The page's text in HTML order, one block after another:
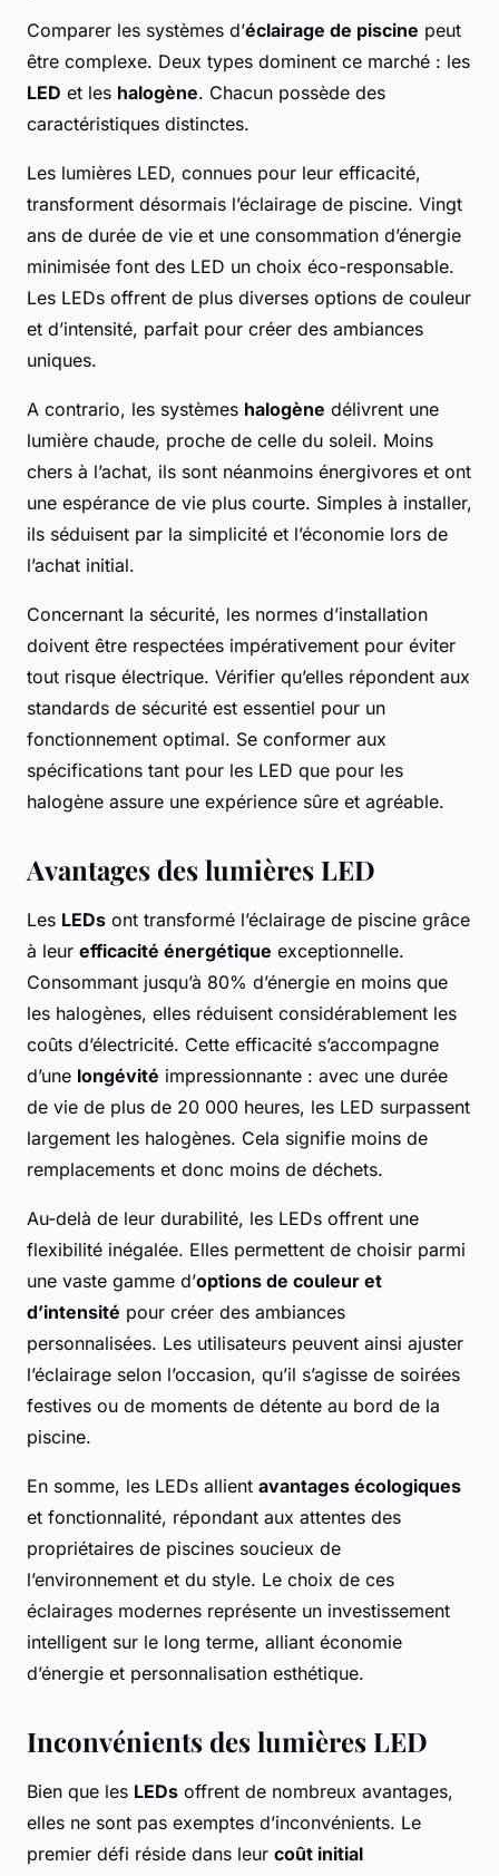
Comparer les systèmes d’éclairage de piscine peut
être complexe. Deux types dominent ce marché : les
LED et les halogène. Chacun possède des
caractéristiques distinctes.
Les lumières LED, connues pour leur efficacité,
transforment désormais l’éclairage de piscine. Vingt
ans de durée de vie et une consommation d’énergie
minimisée font des LED un choix éco-responsable.
Les LEDs offrent de plus diverses options de couleur
et d’intensité, parfait pour créer des ambiances
uniques.
A contrario, les systèmes halogène délivrent une
lumière chaude, proche de celle du soleil. Moins
chers à l’achat, ils sont néanmoins énergivores et ont
une espérance de vie plus courte. Simples à installer,
ils séduisent par la simplicité et l’économie lors de
l’achat initial.
Concernant la sécurité, les normes d’installation
doivent être respectées impérativement pour éviter
tout risque électrique. Vérifier qu’elles répondent aux
standards de sécurité est essentiel pour un
fonctionnement optimal. Se conformer aux
spécifications tant pour les LED que pour les
halogène assure une expérience sûre et agréable.
Avantages des lumières LED
Les LEDs ont transformé l’éclairage de piscine grâce
à leur efficacité énergétique exceptionnelle.
Consommant jusqu’à 80% d’énergie en moins que
les halogènes, elles réduisent considérablement les
coûts d’électricité. Cette efficacité s’accompagne
d’une longévité impressionnante : avec une durée
de vie de plus de 20 000 heures, les LED surpassent
largement les halogènes. Cela signifie moins de
remplacements et donc moins de déchets.
Au-delà de leur durabilité, les LEDs offrent une
flexibilité inégalée. Elles permettent de choisir parmi
une vaste gamme d’options de couleur et
d’intensité pour créer des ambiances
personnalisées. Les utilisateurs peuvent ainsi ajuster
l’éclairage selon l’occasion, qu’il s’agisse de soirées
festives ou de moments de détente au bord de la
piscine.
En somme, les LEDs allient avantages écologiques
et fonctionnalité, répondant aux attentes des
propriétaires de piscines soucieux de
l’environnement et du style. Le choix de ces
éclairages modernes représente un investissement
intelligent sur le long terme, alliant économie
d’énergie et personnalisation esthétique.
Inconvénients des lumières LED
Bien que les LEDs offrent de nombreux avantages,
elles ne sont pas exemptes d’inconvénients. Le
premier défi réside dans leur coût initial